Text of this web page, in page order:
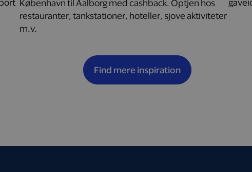
København til Aalborg med cashback. Optjen hos
restauranter, tankstationer, hoteller, sjove aktiviteter
m.v.
Find mere inspiration